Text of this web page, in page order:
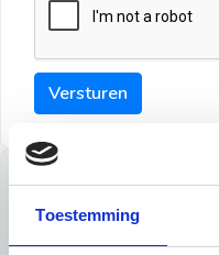
Toestemming
Versturen
Tips